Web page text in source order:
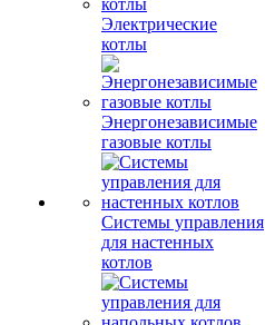
Электрические
котлы
Энергонезависимые
газовые котлы
Системы управления
для настенных
котлов